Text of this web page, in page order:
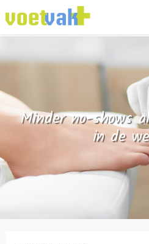
Minder no-shows
in de